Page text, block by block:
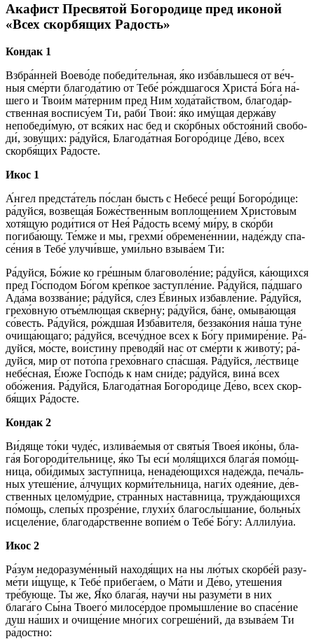
Акафист Пресвятой Богородице пред иконой
«Всех скорбящих Радость»
Кондак 1
Взбра́нней Воево́де победи́тельная, я́ко из­ба́вль­ше­ся от ве́ч­
ныя сме́р­ти бла­го­да́­тию от Те­бе́ ро́жд­ша­го­ся Хри­ста́ Бо́­га на́­
ше­го и Тво­и́м ма́терним пред Ним хо­да́­тай­ством, бла­го­да́р­
ствен­ная воспису́ем Ти, раби́ Твои́: я́ко иму́щая держа́ву
непобеди́мую, от вся́­ких нас бед и ско́рб­ных об­стоя́­ний сво­бо­
ди́, зо­ву́­щих: ра́­дуй­ся, Бла­го­да́т­ная Бо­го­ро́­ди­це Де́­во, всех
скор­бя́­щих Ра́­дос­те.
Икос 1
А́н­гел пред­ста́­тель по́с­лан бысть с Не­бе­се́ ре­щи́ Бо­го­ро́­ди­це:
ра́­дуй­ся, возвеща́я Боже́ственным воплоще́нием Хри­сто́­вым
хотя́щую роди́тися от Нея́ Ра́­дость все­му́ ми́­ру, в ско́р­би
погиба́ющу. Те́м­же и мы, грех­ми́ обремене́ннии, на­де́ж­ду спа­
се́­ния в Те­бе́ улучи́вше, уми́ль­но взы­ва́­ем Ти:
Ра́­дуй­ся, Бо́­жие ко гре́ш­ным благоволе́ние; ра́­дуй­ся, ка́ю­щих­ся
пред Го́сподом Бо́­гом кре́п­кое за­ступ­ле́­ние. Ра́­дуй­ся, па́д­ша­го
Ада́ма воззва́ние; ра́­дуй­ся, слез Е́виных из­бав­ле́­ние. Ра́­дуй­ся,
грехо́вную отъе́млющая скве́рну; ра́­дуй­ся, ба́­не, омы­ва́ю­щая
со́­весть. Ра́­дуй­ся, ро́жд­шая Изба́вителя, без­за­ко́­ния на́­ша ту́­не
очища́ющаго; ра́­дуй­ся, всечу́дное всех к Бо́­гу при­ми­ре́­ние. Ра́­
дуй­ся, мо́сте, вои́стину преводя́й нас от сме́р­ти к животу́; ра́­
дуй­ся, мир от по­то́­па грехо́внаго спа́сшая. Ра́­дуй­ся, ле́ствице
не­бе́с­ная, Е́ю­же Гос­по́дь к нам сни́­де; ра́­дуй­ся, вина́ всех
обо́жения. Ра́­дуй­ся, Бла­го­да́т­ная Бо­го­ро́­ди­це Де́­во, всех скор­
бя́­щих Ра́­дос­те.
Кондак 2
Ви́­дя­ще то́­ки чу­де́с, излива́емыя от свя­ты́я Твоея́ ико́­ны, бла­
га́я Бо­го­ро­ди́­тель­ни­це, я́ко Ты еси́ мо­ля́­щих­ся бла­га́я по­мо́щ­
ни­ца, оби́­ди­мых за­сту́п­ни­ца, ненаде́ющихся наде́жда, пе­ча́ль­
ных уте­ше́­ние, а́лчущих корми́тельница, на­ги́х оде­я́ние, де́в­
ствен­ных це­ло­му́д­рие, стра́н­ных наста́вница, тру­жда́ю­щих­ся
по́­мощь, сле­пы́х про­зре́­ние, глухи́х благослы́шание, больны́х
ис­це­ле́­ние, благода́рственне во­пи­е́м о Те­бе́ Бо́­гу: Алли­лу́иа.
Икос 2
Ра́­зум недоразуме́нный на­ходя́­щих на ны лю́­тых скор­бе́й ра­зу­
ме́­ти и́щуще, к Те­бе́ при­бе­га́­ем, о Ма́­ти и Де́­во, уте­ше­ния
тре́бующе. Ты же, Я́ко бла­га́я, нау­чи́ ны ра­зу­ме́­ти в них
блага́го Сы́­на Тво­его́ милосе́рдое про­мыш­ле́­ние во спа­се́­ние
душ на́­ших и очи­ще́­ние мно́гих со­гре­ше́­ний, да взы­ва́­ем Ти
ра́­дост­но: